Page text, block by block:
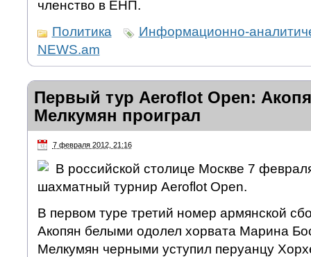
членство в ЕНП.
Политика
Информационно-
NEWS.am
Первый тур Aeroflot Open:
Мелкумян проиграл
7 февраля 2012, 21:16
В российской столице Москве 7
шахматный турнир Aeroflot Open.
В первом туре третий номер армянской
Акопян белыми одолел хорвата Марина
Мелкумян черными уступил перуанцу